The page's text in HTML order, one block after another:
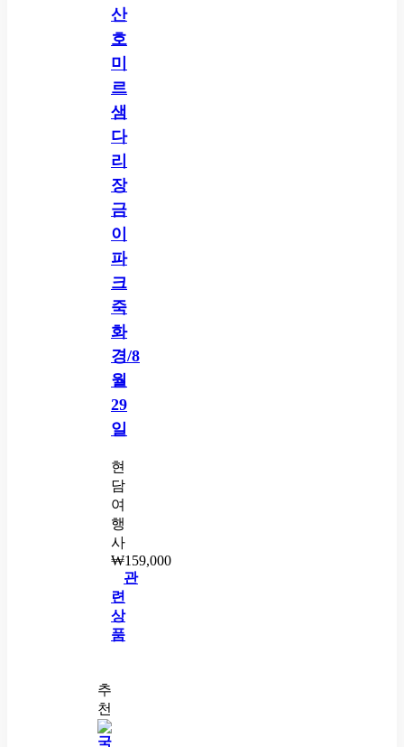
산
호
미
르
샘
다
리
장
금
이
파
크
죽
화
경/8
월
29
일
현
담
여
행
사
₩159,000
관
련
상
품